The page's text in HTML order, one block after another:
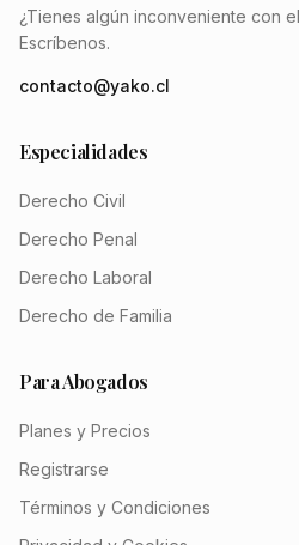
¿Tienes algún inconveniente con
Escríbenos.
contacto@yako.cl
Especialidades
Derecho Civil
Derecho Penal
Derecho Laboral
Derecho de Familia
Para Abogados
Planes y Precios
Registrarse
Términos y Condiciones